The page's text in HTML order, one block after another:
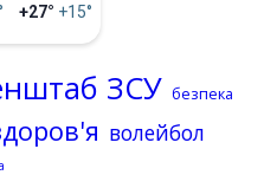
+27° +15°
ЗСУ безпека
волейбол